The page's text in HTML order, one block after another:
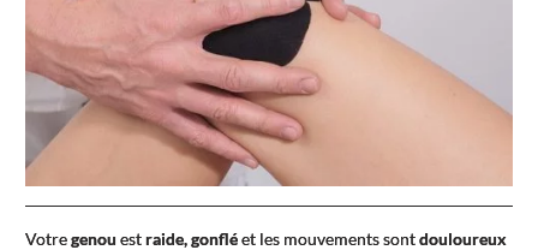
Votregenou estraide, gonfléet les mouvements sontdouloureux